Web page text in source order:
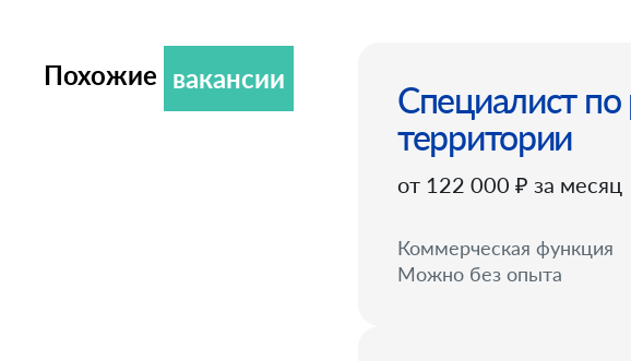
Похожие вакансии
Специалист
территории
от 122 000 ₽ за месяц
Коммерческая функция
Можно без опыта